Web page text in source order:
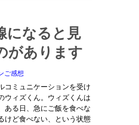
になると見
があります
ご感想
コミュニケーションを受け
ウィズくん。ウィズくんは
ある日、急にご飯を食べな
けど食べない、という状態